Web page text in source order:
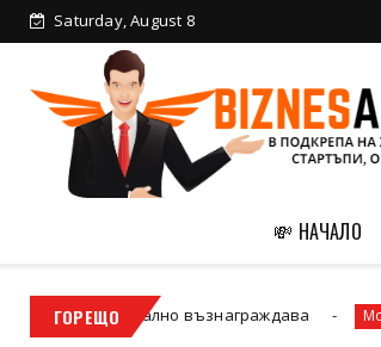
Saturday, August 8
💸 НАЧАЛО
ГОРЕЩО
реално възнаграждава Мотористи